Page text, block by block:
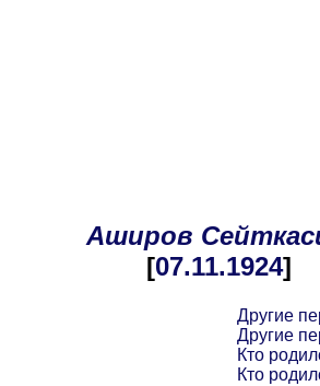
Аширов
[07.11.1924]
Другие
Другие
Кто
Кто